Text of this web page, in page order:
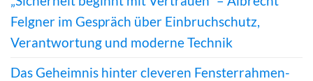
Felgner im Gespräch über Einbruchschutz,
Verantwortung und moderne Technik
Das Geheimnis hinter cleveren Fensterrahmen-